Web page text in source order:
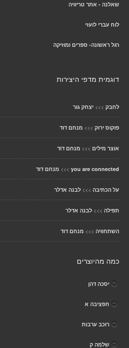
שאלנה - אתר טריוויה
לוח עברי לועזי
רגל ראשונה- ספרים ומוזיקה
דוגמית מדפי היצירות
לחבק >>> יצחק גור
פוקוס ירוק >>> מנחם דוד
אוצר מילים >>> מנחם דוד
you are connected
>>> מנחם דוד
על הכתיבה >>> לבנה אדלר
תפילה >>> לבנה אדלר
השתחוויה >>> מנחם דוד
כמה מהיוצרים
יסכה דהן
חפציבה א
רוכב ערבות
שלמה ק